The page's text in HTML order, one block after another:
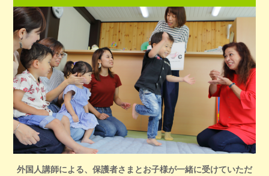
外国人講師による、保護者さまとお子様が一緒に受けていただ